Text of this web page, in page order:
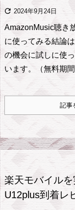
 2024年9月24日
AmazonMusic聴き
に使ってみる結論
の機会に試しに使
います。
（無料期
記事
楽天モバイル
U12plus到着レ